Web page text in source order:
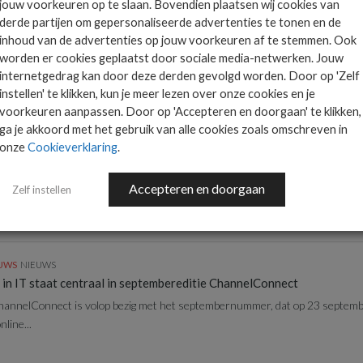
opnames Duurzaamheid in IT 2023 Grotetafelgesprek
van ChannelConnect besteden we ruim aandacht aan
met een...
NIEUWS
in IT 2023 staat centraal tijdens Grotetafelgesprek
van ChannelConnect besteden we ruim aandacht aan
met een...
NIEUWS
in IT staat centraal in septembereditie ChannelConnect
is volop bezig met het septembernummer, dat op 23
jouw voorkeuren op te slaan. Bovendien plaatsen wij cookies van
derde partijen om gepersonaliseerde advertenties te tonen en de
inhoud van de advertenties op jouw voorkeuren af te stemmen. Ook
worden er cookies geplaatst door sociale media-netwerken. Jouw
internetgedrag kan door deze derden gevolgd worden. Door op 'Zelf
instellen' te klikken, kun je meer lezen over onze cookies en je
voorkeuren aanpassen. Door op 'Accepteren en doorgaan' te klikken,
ga je akkoord met het gebruik van alle cookies zoals omschreven in
onzeCookieverklaring.
Zelf instellen Accepteren en doorgaan